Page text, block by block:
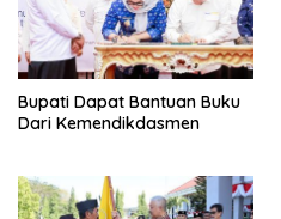
Bupati Dapat Bantuan Buku
Dari Kemendikdasmen